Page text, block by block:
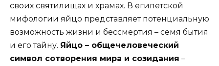
своих святилищах и храмах. В египетской
мифологии яйцо представляет потенциальную
возможность жизни и бессмертия – семя бытия
и его тайну. Яйцо – общечеловеческий
символ сотворения мира и созидания –